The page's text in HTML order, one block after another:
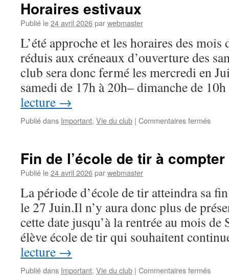
Horaires estivaux
Publié le24 avril 2026parwebmaster
L’été approche et les horaires des
réduis aux créneaux d’ouverture des
club sera donc fermé les mercredi en
samedi de 17h à 20h– dimanche de
lecture →
Publié dans Important, Vie du club | Commentaires ferméssur
Fin de l’école de tir à
Publié le24 avril 2026parwebmaster
La période d’école de tir atteindra sa
le 27 Juin.Il n’y aura donc plus de
cette date jusqu’à la rentrée au mois de
élève école de tir qui souhaitent
lecture →
Publié dans Important, Vie du club | Commentaires ferméssur